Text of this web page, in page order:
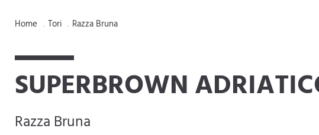
Home . Tori . Razza Bruna
SUPERBROWN
Razza Bruna